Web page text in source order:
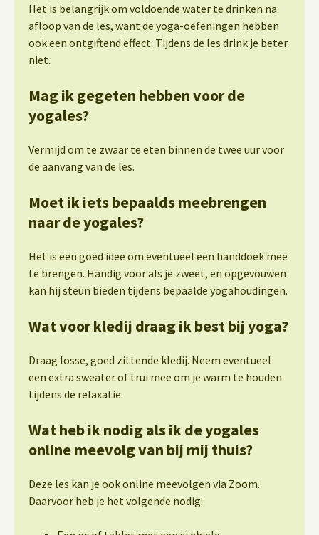
Het is belangrijk om voldoende water te drinken na
afloop van de les, want de yoga-oefeningen hebben
ook een ontgiftend effect. Tijdens de les drink je beter
niet.
Mag ik gegeten hebben voor de
yogales?
Vermijd om te zwaar te eten binnen de twee uur voor
de aanvang van de les.
Moet ik iets bepaalds meebrengen
naar de yogales?
Het is een goed idee om eventueel een handdoek mee
te brengen. Handig voor als je zweet, en opgevouwen
kan hij steun bieden tijdens bepaalde yogahoudingen.
Wat voor kledij draag ik best bij yoga?
Draag losse, goed zittende kledij. Neem eventueel
een extra sweater of trui mee om je warm te houden
tijdens de relaxatie.
Wat heb ik nodig als ik de yogales
online meevolg van bij mij thuis?
Deze les kan je ook online meevolgen via Zoom.
Daarvoor heb je het volgende nodig: